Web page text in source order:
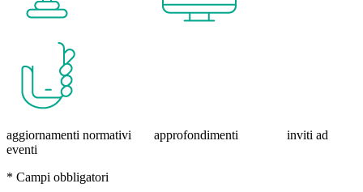
aggiornamenti normativi approfondimenti inviti ad
eventi
* Campi obbligatori